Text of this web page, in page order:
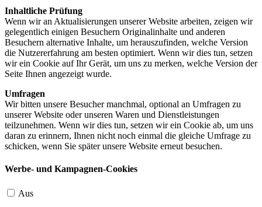
Inhaltliche Prüfung
Wenn wir an Aktualisierungen unserer Website arbeiten, zeigen wir
gelegentlich einigen Besuchern Originalinhalte und anderen
Besuchern alternative Inhalte, um herauszufinden, welche Version
die Nutzererfahrung am besten optimiert. Wenn wir dies tun, setzen
wir ein Cookie auf Ihr Gerät, um uns zu merken, welche Version der
Seite Ihnen angezeigt wurde.
Umfragen
Wir bitten unsere Besucher manchmal, optional an Umfragen zu
unserer Website oder unseren Waren und Dienstleistungen
teilzunehmen. Wenn wir dies tun, setzen wir ein Cookie ab, um uns
daran zu erinnern, Ihnen nicht noch einmal die gleiche Umfrage zu
schicken, wenn Sie später unsere Website erneut besuchen.
Werbe- und Kampagnen-Cookies
Aus